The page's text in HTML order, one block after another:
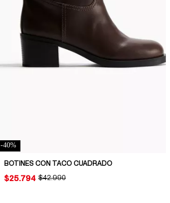
-40%
BOTINES CON TACO CUADRADO
ORIGINAL PRICE:
$42.990
PRICE:
$25.794